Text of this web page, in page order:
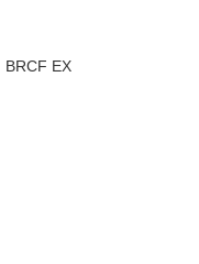
BRCF EX